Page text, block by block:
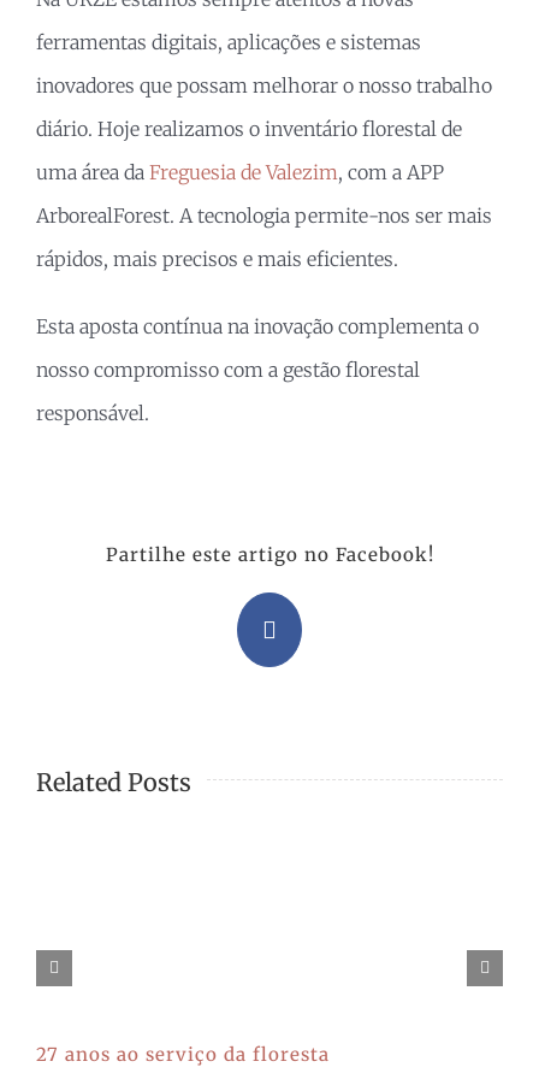
ferramentas digitais, aplicações e sistemas
inovadores que possam melhorar o nosso trabalho
diário. Hoje realizamos o inventário florestal de
uma área da Freguesia de Valezim, com a APP
ArborealForest. A tecnologia permite-nos ser mais
rápidos, mais precisos e mais eficientes.
Esta aposta contínua na inovação complementa o
nosso compromisso com a gestão florestal
responsável.
Partilhe este artigo no Facebook!
Facebook
Related Posts
27 anos ao serviço da floresta